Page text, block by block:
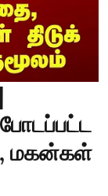
போடப்பட்ட
மகன்கள்